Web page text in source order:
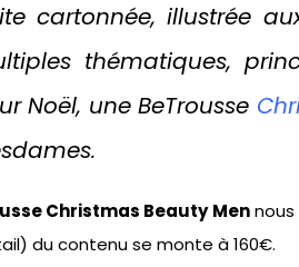
cartonnée, illustrée
thématiques,
Noël, une BeTrousse
Christmas Beauty Mennous
du contenu se monte à 160€.